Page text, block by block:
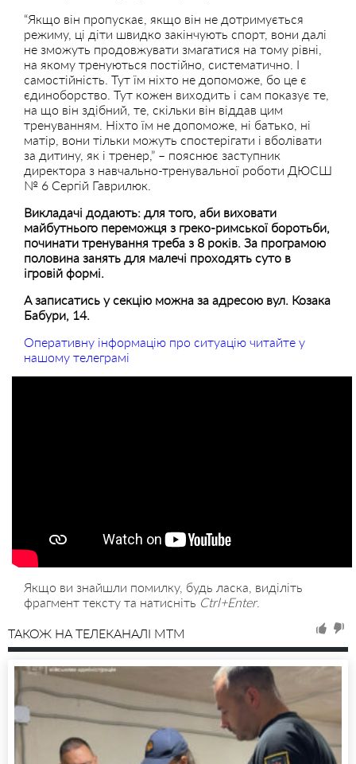
“Якщо він пропускає, якщо він не дотримується
режиму, ці діти швидко закінчують спорт, вони далі
не зможуть продовжувати змагатися на тому рівні,
на якому тренуються постійно, систематично. І
самостійність. Тут їм ніхто не допоможе, бо це є
єдиноборство. Тут кожен виходить і сам показує те,
на що він здібний, те, скільки він віддав цим
тренуванням. Ніхто їм не допоможе, ні батько, ні
матір, вони тільки можуть спостерігати і вболівати
за дитину, як і тренер,” – пояснює заступник
директора з навчально-тренувальної роботи ДЮСШ
№ 6 Сергій Гаврилюк.
Викладачі додають: для того, аби виховати
майбутнього переможця з греко-римської боротьби,
починати тренування треба з 8 років. За програмою
половина занять для малечі проходять суто в
ігровій формі.
А записатись у секцію можна за адресою вул. Козака
Бабури, 14.
Оперативну інформацію про ситуацію читайте у
нашому телеграмі
Якщо ви знайшли помилку, будь ласка, виділіть
фрагмент тексту та натисніть Ctrl+Enter.
ТАКОЖ НА ТЕЛЕКАНАЛІ MTM